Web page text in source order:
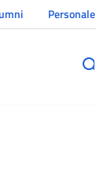
Personale